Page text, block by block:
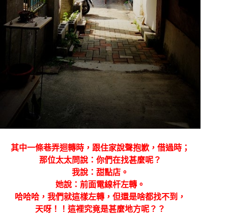
其中一條巷弄迴轉時，跟住家說聲抱歉，借過時；
那位太太問說：你們在找甚麼呢？
我說：甜點店。
她說：前面電線杆左轉。
哈哈哈，我們就這樣左轉，但還是啥都找不到，
天呀！！這裡究竟是甚麼地方呢？？